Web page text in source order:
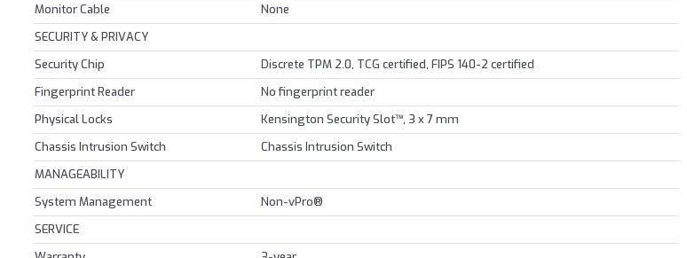
Monitor Cable
None
SECURITY & PRIVACY
Security Chip
Discrete TPM 2.0, TCG certified, FIPS 140-2 certified
Fingerprint Reader
No fingerprint reader
Physical Locks
Kensington Security Slot™, 3 x 7 mm
Chassis Intrusion Switch
Chassis Intrusion Switch
MANAGEABILITY
System Management
Non-vPro®
SERVICE